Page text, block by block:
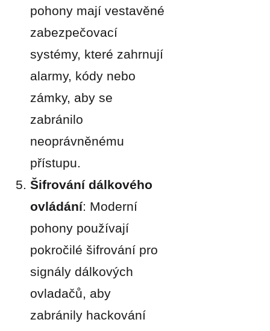
pohony mají vestavěné
zabezpečovací
systémy, které zahrnují
alarmy, kódy nebo
zámky, aby se
zabránilo
neoprávněnému
přístupu.
Šifrování dálkového
ovládání: Moderní
pohony používají
pokročilé šifrování pro
signály dálkových
ovladačů, aby
zabránily hackování